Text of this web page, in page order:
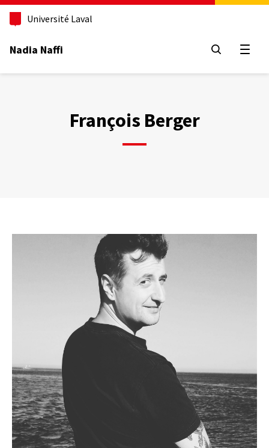
Aller
contenu
Université Laval
Nadia Naffi
François Berger